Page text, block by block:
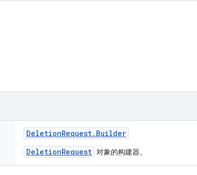
DeletionRequest. Builder
DeletionRequest 对象的构建器。